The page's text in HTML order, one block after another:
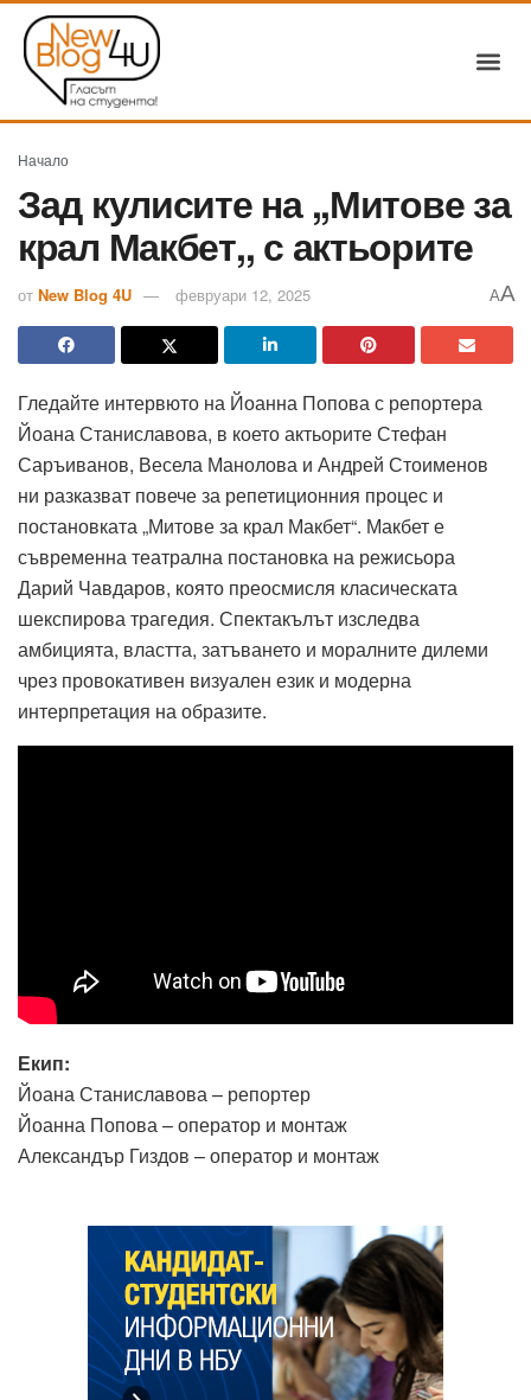
Начало
Зад кулисите на ,,Митове за
крал Макбет,, с актьорите
от New Blog 4U февруари 12, 2025 AA
Гледайте интервюто на Йоанна Попова с репортера
Йоана Станиславова, в което актьорите Стефан
Саръиванов, Весела Манолова и Андрей Стоименов
ни разказват повече за репетиционния процес и
постановката „Митове за крал Макбет“. Макбет е
съвременна театрална постановка на режисьора
Дарий Чавдаров, която преосмисля класическата
шекспирова трагедия. Спектакълът изследва
амбицията, властта, затъването и моралните дилеми
чрез провокативен визуален език и модерна
интерпретация на образите.
Екип:
Йоана Станиславова – репортер
Йоанна Попова – оператор и монтаж
Александър Гиздов – оператор и монтаж